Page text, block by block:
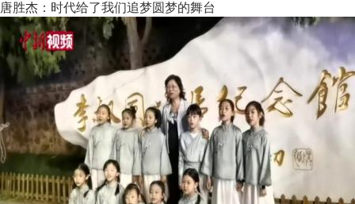
唐胜杰：时代给了我们追梦圆梦的舞台